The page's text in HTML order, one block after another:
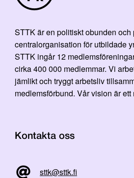
STTK är en politiskt obunden
centralorganisation för utbildade
STTK ingår 12
cirka 400 000 medlemmar. Vi
jämlikt och tryggt arbetsliv
medlemsförbund. Vår vision är ett
Kontakta oss
sttk@sttk.fi